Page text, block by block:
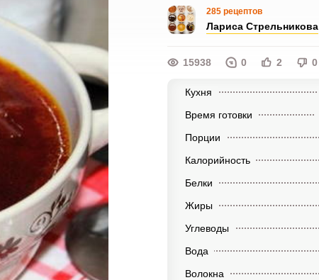
285 рецептов
Лариса Стрельникова
15938 0 2 0
Кухня
Время готовки
Порции
Калорийность
Белки
Жиры
Углеводы
Вода
Волокна